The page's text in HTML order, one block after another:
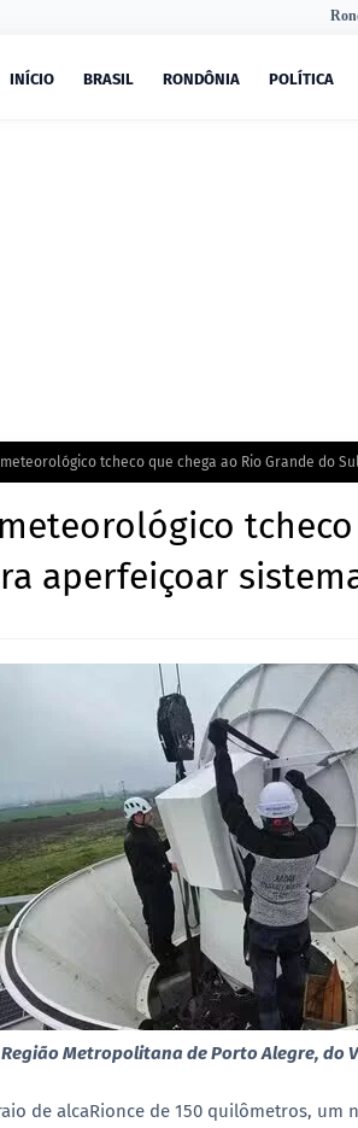
INÍCIO BRASIL RONDÔNIA POLÍTICA
tcheco que chega ao Rio Grande do
aperfeiçoar
Metropolitana de Porto Alegre, do
de alcaRionce de 150 quilômetros,